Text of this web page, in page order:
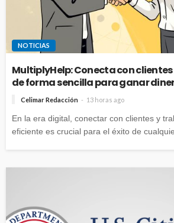
NOTICIAS
MultiplyHelp: Conecta con
de forma sencilla para ganar
Celimar Redacción 13 horas ago
En la era digital, conectar con clientes y
eficiente es crucial para el éxito de